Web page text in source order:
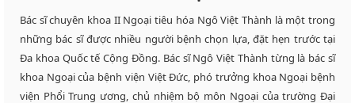
Bác sĩ chuyên khoa II Ngoại tiêu hóa Ngô Việt Thành là một trong
những bác sĩ được nhiều người bệnh chọn lựa, đặt hẹn trước tại
Đa khoa Quốc tế Cộng Đồng. Bác sĩ Ngô Việt Thành từng là bác sĩ
khoa Ngoại của bệnh viện Việt Đức, phó trưởng khoa Ngoại bệnh
viện Phổi Trung ương, chủ nhiệm bộ môn Ngoại của trường Đại